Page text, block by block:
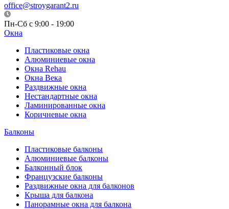
office@stroygarant2.ru
Пн-Сб с 9:00 - 19:00
Окна
Пластиковые окна
Алюминиевые окна
Окна Rehau
Окна Века
Раздвижные окна
Нестандартные окна
Ламинированные окна
Коричневые окна
Балконы
Пластиковые балконы
Алюминиевые балконы
Балконный блок
Французские балконы
Раздвижные окна для балконов
Крыша для балкона
Панорамные окна для балкона